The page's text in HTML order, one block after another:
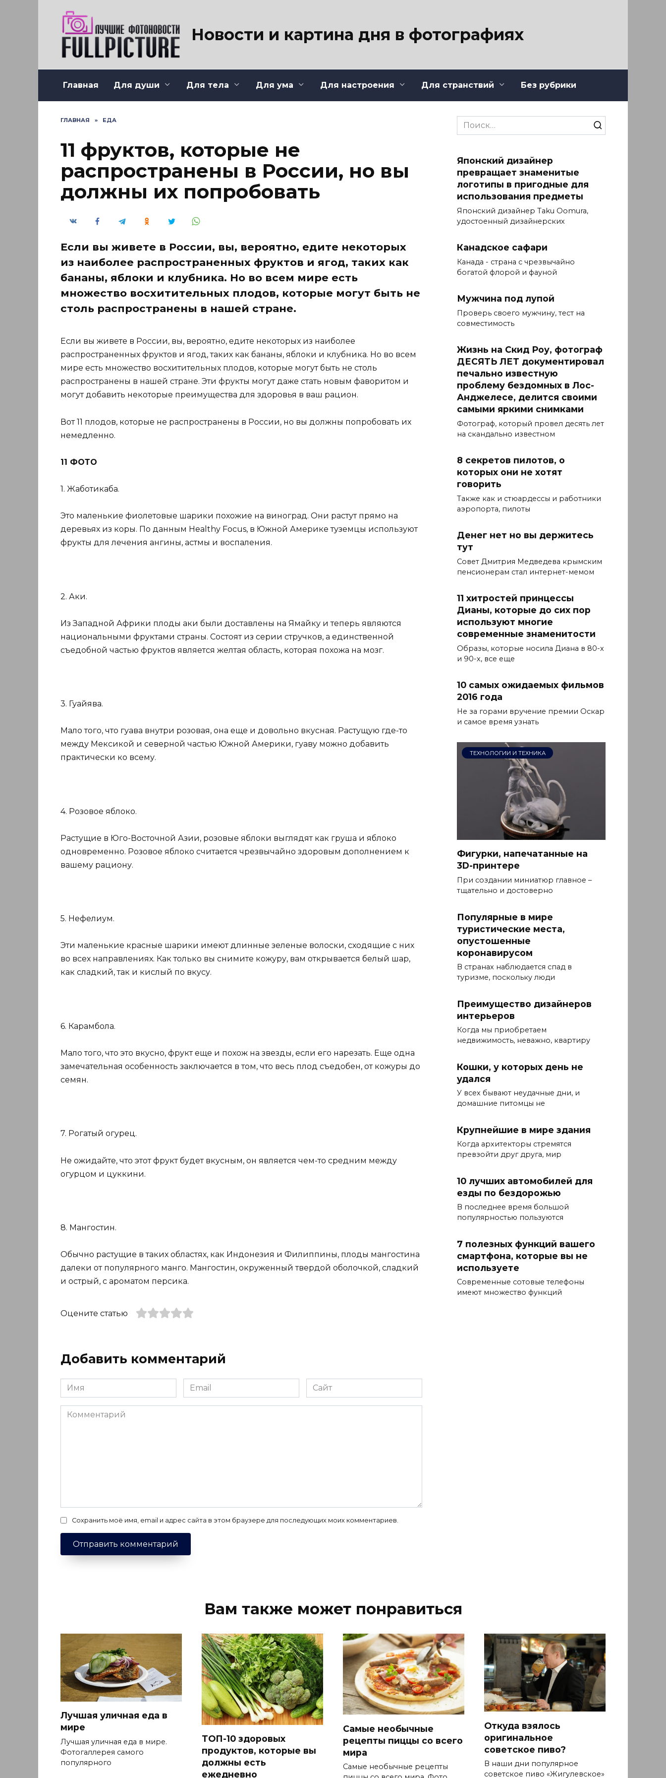
Новости и картина дня в фотографиях
Главная Для души Для тела Для ума Для настроения Для странствий Без рубрики
ГЛАВНАЯ » ЕДА
11 фруктов, которые не
распространены в России, но вы
должны их попробовать
Если вы живете в России, вы, вероятно, едите некоторых
из наиболее распространенных фруктов и ягод, таких как
бананы, яблоки и клубника. Но во всем мире есть
множество восхитительных плодов, которые могут быть не
столь распространены в нашей стране.
Если вы живете в России, вы, вероятно, едите некоторых из наиболее
распространенных фруктов и ягод, таких как бананы, яблоки и клубника. Но во всем
мире есть множество восхитительных плодов, которые могут быть не столь
распространены в нашей стране. Эти фрукты могут даже стать новым фаворитом и
могут добавить некоторые преимущества для здоровья в ваш рацион.
Вот 11 плодов, которые не распространены в России, но вы должны попробовать их
немедленно.
11 ФОТО
1. Жаботикаба.
Это маленькие фиолетовые шарики похожие на виноград. Они растут прямо на
деревьях из коры. По данным Healthy Focus, в Южной Америке туземцы используют
фрукты для лечения ангины, астмы и воспаления.
2. Аки.
Из Западной Африки плоды аки были доставлены на Ямайку и теперь являются
национальными фруктами страны. Состоят из серии стручков, а единственной
съедобной частью фруктов является желтая область, которая похожа на мозг.
3. Гуайява.
Мало того, что гуава внутри розовая, она еще и довольно вкусная. Растущую где-то
между Мексикой и северной частью Южной Америки, гуаву можно добавить
практически ко всему.
4. Розовое яблоко.
Растущие в Юго-Восточной Азии, розовые яблоки выглядят как груша и яблоко
одновременно. Розовое яблоко считается чрезвычайно здоровым дополнением к
вашему рациону.
5. Нефелиум.
Эти маленькие красные шарики имеют длинные зеленые волоски, сходящие с них
во всех направлениях. Как только вы снимите кожуру, вам открывается белый шар,
как сладкий, так и кислый по вкусу.
6. Карамбола.
Мало того, что это вкусно, фрукт еще и похож на звезды, если его нарезать. Еще одна
замечательная особенность заключается в том, что весь плод съедобен, от кожуры до
семян.
7. Рогатый огурец.
Не ожидайте, что этот фрукт будет вкусным, он является чем-то средним между
огурцом и цуккини.
8. Мангостин.
Обычно растущие в таких областях, как Индонезия и Филиппины, плоды мангостина
далеки от популярного манго. Мангостин, окруженный твердой оболочкой, сладкий
и острый, с ароматом персика.
Оцените статью
Добавить комментарий
Имя
*
Email
*
Сайт
Комментарий
Сохранить моё имя, email и адрес сайта в этом браузере для последующих моих комментариев.
Search
for:
Японский дизайнер
превращает знаменитые
логотипы в пригодные для
использования предметы
Японский дизайнер Taku Oomura,
удостоенный дизайнерских
Канадское сафари
Канада - страна с чрезвычайно
богатой флорой и фауной
Мужчина под лупой
Проверь своего мужчину, тест на
совместимость
Жизнь на Скид Роу, фотограф
ДЕСЯТЬ ЛЕТ документировал
печально известную
проблему бездомных в Лос-
Анджелесе, делится своими
самыми яркими снимками
Фотограф, который провел десять лет
на скандально известном
8 секретов пилотов, о
которых они не хотят
говорить
Также как и стюардессы и работники
аэропорта, пилоты
Денег нет но вы держитесь
тут
Совет Дмитрия Медведева крымским
пенсионерам стал интернет-мемом
11 хитростей принцессы
Дианы, которые до сих пор
используют многие
современные знаменитости
Образы, которые носила Диана в 80-х
и 90-х, все еще
10 самых ожидаемых фильмов
2016 года
Не за горами вручение премии Оскар
и самое время узнать
ТЕХНОЛОГИИ И ТЕХНИКА
Фигурки, напечатанные на
3D-принтере
При создании миниатюр главное –
тщательно и достоверно
Популярные в мире
туристические места,
опустошенные
коронавирусом
В странах наблюдается спад в
туризме, поскольку люди
Преимущество дизайнеров
интерьеров
Когда мы приобретаем
недвижимость, неважно, квартиру
Кошки, у которых день не
удался
У всех бывают неудачные дни, и
домашние питомцы не
Крупнейшие в мире здания
Когда архитекторы стремятся
превзойти друг друга, мир
10 лучших автомобилей для
езды по бездорожью
В последнее время большой
популярностью пользуются
7 полезных функций вашего
смартфона, которые вы не
используете
Современные сотовые телефоны
имеют множество функций
Вам также может понравиться
Лучшая уличная еда в
мире
Лучшая уличная еда в мире.
Фотогаллерея самого
популярного
ТОП-10 здоровых
продуктов, которые вы
должны есть
ежедневно
Самые необычные
рецепты пиццы со всего
мира
Самые необычные рецепты
Откуда взялось
оригинальное
советское пиво?
В наши дни популярное
советское пиво «Жигулевское»